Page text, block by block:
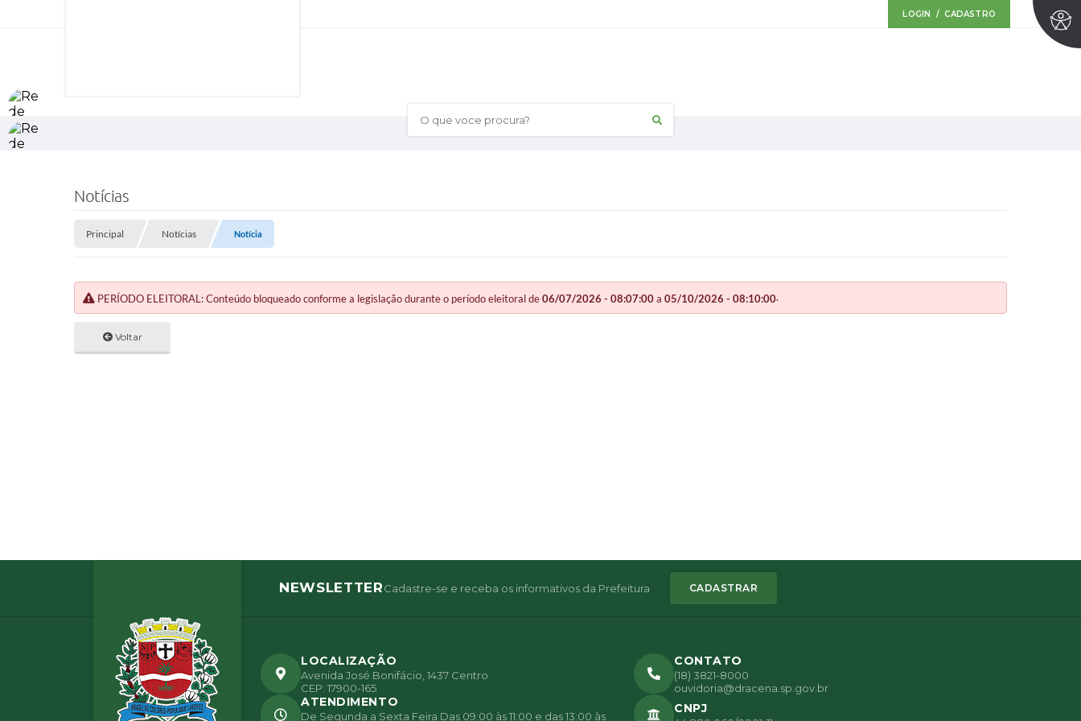
LOGIN / CADASTRO
O que voce procura?
Notícias
Principal Notícias Notícia
PERÍODO ELEITORAL: Conteúdo bloqueado conforme a legislação durante o período eleitoral de06/07/2026 - 08:07:00a 05/10/2026 - 08:10:00.
Voltar
NEWSLETTERCadastre-se e receba os informativos da Prefeitura CADASTRAR
LOCALIZAÇÃO
Avenida José Bonifácio, 1437 Centro
CEP: 17900-165
CONTATO
(18) 3821-8000
ouvidoria@dracena.sp.gov.br
ATENDIMENTO
De Segunda a Sexta Feira Das 09:00 às 11:00 e das 13:00 às
CNPJ